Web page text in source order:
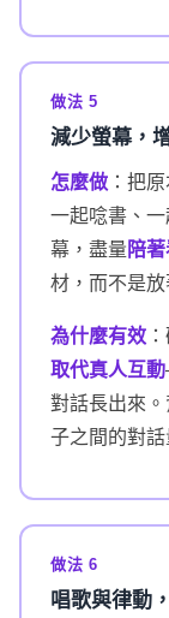
做法 5
減少螢幕，
怎麼做 ：把
一起唸書、
幕，盡量 陪
材，而不是放
為什麼有效
取代真人互動
對話長出來
子之間的對話
做法 6
唱歌與律動